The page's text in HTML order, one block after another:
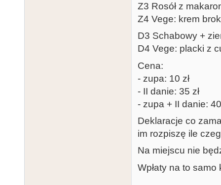
Z3 Rosół z
Z4 Vege: krem
D3 Schabowy +
D4 Vege: placki z
Cena:
- zupa: 10 zł
- II danie: 35 zł
- zupa + II danie: 40
Deklaracje co
im rozpiszę ile
Na miejscu nie
Wpłaty na to